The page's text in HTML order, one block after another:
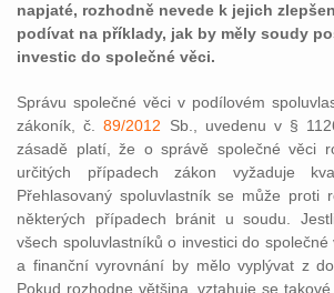
napjaté, rozhodně nevede k jejich
podívat na příklady, jak by měly soudy
investic do společné věci.
Správu společné věci v podílovém
zákoník, č.89/2012 Sb., uvedenu v §
zásadě platí, že o správě společné věci
určitých případech zákon vyžaduje
Přehlasovaný spoluvlastník se může proti
některých případech bránit u soudu.
všech spoluvlastníků o investici do
a finanční vyrovnání by mělo vyplývat z
Pokud rozhodne většina, vztahuje se